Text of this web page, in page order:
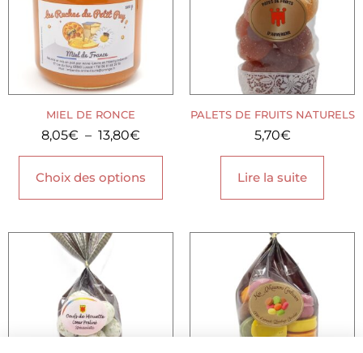
MIEL DE RONCE
8,05€ – 13,80€
Choix des options
PALETS DE FRUITS NATURELS
5,70€
Lire la suite